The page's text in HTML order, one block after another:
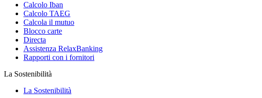
Calcolo Iban
Calcolo TAEG
Calcola il mutuo
Blocco carte
Directa
Assistenza RelaxBanking
Rapporti con i fornitori
La Sostenibilità
La Sostenibilità